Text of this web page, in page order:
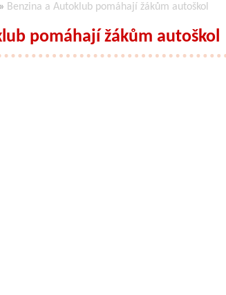
» Benzina a Autoklub pomáhají žákům autoškol
pomáhají žákům autoškol